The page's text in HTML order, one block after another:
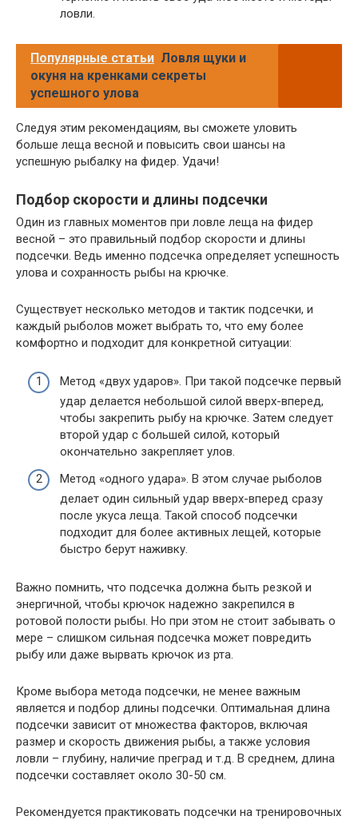
ловли.
Популярные статьи Ловля щуки и
окуня на кренками секреты
успешного улова
Следуя этим рекомендациям, вы сможете уловить
больше леща весной и повысить свои шансы на
успешную рыбалку на фидер. Удачи!
Подбор скорости и длины подсечки
Один из главных моментов при ловле леща на фидер
весной – это правильный подбор скорости и длины
подсечки. Ведь именно подсечка определяет успешность
улова и сохранность рыбы на крючке.
Существует несколько методов и тактик подсечки, и
каждый рыболов может выбрать то, что ему более
комфортно и подходит для конкретной ситуации:
Метод «двух ударов». При такой подсечке первый
удар делается небольшой силой вверх-вперед,
чтобы закрепить рыбу на крючке. Затем следует
второй удар с большей силой, который
окончательно закрепляет улов.
Метод «одного удара». В этом случае рыболов
делает один сильный удар вверх-вперед сразу
после укуса леща. Такой способ подсечки
подходит для более активных лещей, которые
быстро берут наживку.
Важно помнить, что подсечка должна быть резкой и
энергичной, чтобы крючок надежно закрепился в
ротовой полости рыбы. Но при этом не стоит забывать о
мере – слишком сильная подсечка может повредить
рыбу или даже вырвать крючок из рта.
Кроме выбора метода подсечки, не менее важным
является и подбор длины подсечки. Оптимальная длина
подсечки зависит от множества факторов, включая
размер и скорость движения рыбы, а также условия
ловли – глубину, наличие преград и т.д. В среднем, длина
подсечки составляет около 30-50 см.
Рекомендуется практиковать подсечки на тренировочных